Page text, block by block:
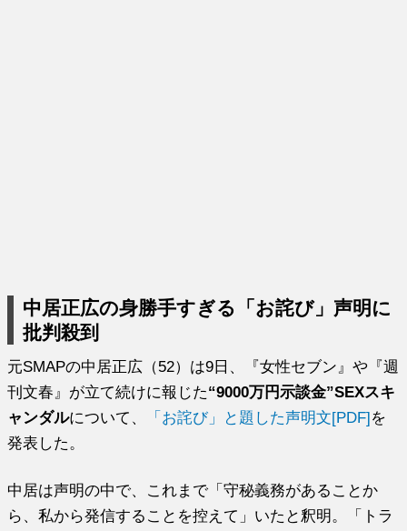
中居正広の身勝手すぎる「お詫び」声明に
批判殺到
元SMAPの中居正広（52）は9日、『女性セブン』や『週
刊文春』が立て続けに報じた“9000万円示談金”SEXスキ
ャンダルについて、 「お詫び」と題した声明文[PDF]を
発表した。
中居は声明の中で、これまで「守秘義務があることか
ら、私から発信することを控えて」いたと釈明。「トラ